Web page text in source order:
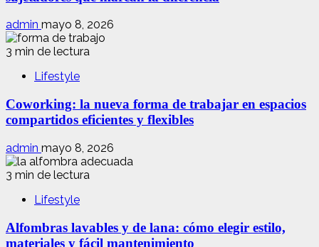
admin mayo 8, 2026
3 min de lectura
Lifestyle
Coworking: la nueva forma de trabajar en espacios
compartidos eficientes y flexibles
admin mayo 8, 2026
3 min de lectura
Lifestyle
Alfombras lavables y de lana: cómo elegir estilo,
materiales y fácil mantenimiento